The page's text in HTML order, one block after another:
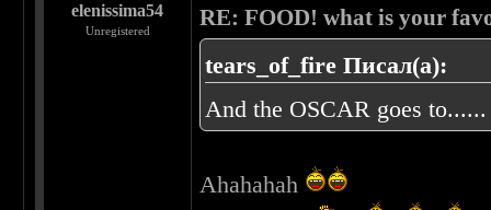
elenissima54
Unregistered
RE: FOOD! what is your
tears_of_fire Писал(а):
And the OSCAR goes
Ahahahah